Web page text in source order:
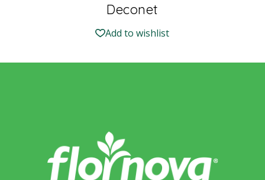
Deconet
Add to wishlist